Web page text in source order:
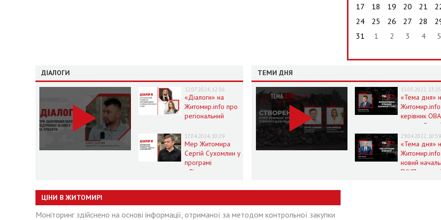
17
18 19 20 21
24
25 26 27 28
31
1 2 3 4 5
ДІАЛОГИ
12.07.2024, 12:36
«Діалоги» на
Житомир.info про
регіональний
Житомирщини в
умовах воєнного
стану
17.04.2024, 10:29
Мер Житомира
Сергій Сухомлин у
програмі
«Діалоги» на
ТЕМИ ДНЯ
13.05.2022, 13:25
«Тема дня»
Житомир.info:
керівник
життя області
умовах
стану
29.04.2022, 10:59
«Тема дня»
Житомир.info:
новий
ГУНП
ЦІНИ В ЖИТОМИРІ
Моніторинг здійснено на основі інформації, отриманої за методом контрольної закупки